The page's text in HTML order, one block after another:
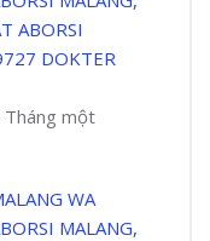
ABORSI
DOKTER
Tháng một
WA
MALANG,